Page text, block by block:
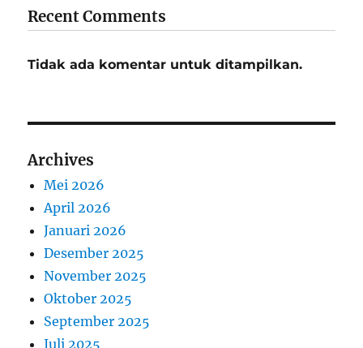
Recent Comments
Tidak ada komentar untuk ditampilkan.
Archives
Mei 2026
April 2026
Januari 2026
Desember 2025
November 2025
Oktober 2025
September 2025
Juli 2025